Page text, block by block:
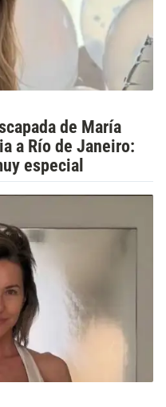
de María
a Río de Janeiro:
especial